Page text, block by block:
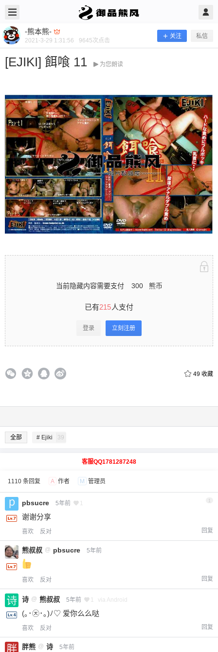
-熊本熊-
2021-3-29 1:31:56 9645次点击
关注 私信
[EJIKI] 餌喰 11 为您朗读
当前隐藏内容需要支付 300 熊币
已有215人支付
登录 立刻注册
49 收藏
全部 # Ejiki 39
-熊本熊- @ 御品熊风 2021/3/29
[EJIKI] 餌喰 11
当前隐藏内容需要支付300熊币 已有215人支付 登
录立刻注册 0 收藏
客服QQ1781287248
1110 条回复 A 作者 M 管理员
pbsucre 5年前 1
谢谢分享
喜欢 反对 回复
熊叔叔 @ pbsucre 5年前
喜欢 反对 回复
诗 @ 熊叔叔 5年前 1 via Android
(｡･㉨･｡)ﾉ♡ 爱你么么哒
喜欢 反对 回复
胖熊 @ 诗 5年前